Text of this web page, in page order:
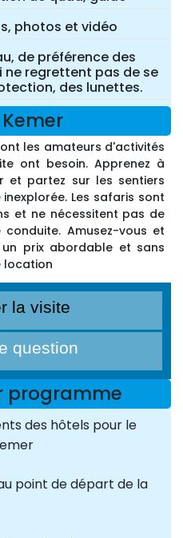
photos et vidéo
de préférence des
regrettent pas de se
des lunettes.
les amateurs d'activités
ont besoin. Apprenez à
et partez sur les sentiers
Les safaris sont
et ne nécessitent pas de
Amusez-vous et
prix abordable et sans
location
la visite
question
programme
des hôtels pour le
point de départ de la